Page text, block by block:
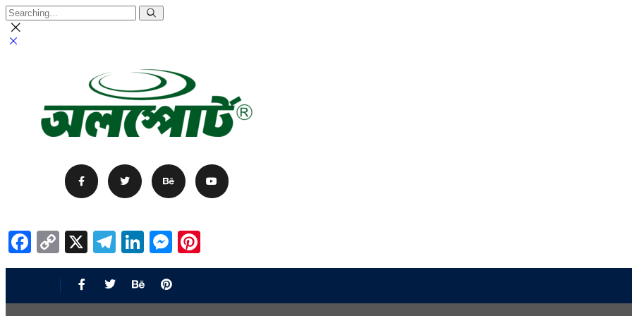
Facebook
Copy
Link
X Telegram
LinkedIn
Messenger